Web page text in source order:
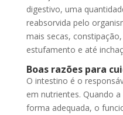
digestivo, uma
reabsorvida pelo
mais secas,
estufamento e até
Boas razões para
O intestino é o
em nutrientes. Quando
forma adequada, o